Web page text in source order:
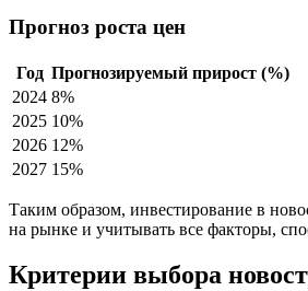
Прогноз роста цен
Год Прогнозируемый прирост (%)
2024 8%
2025 10%
2026 12%
2027 15%
Таким образом, инвестирование в
на рынке и учитывать все факторы,
Критерии выбора